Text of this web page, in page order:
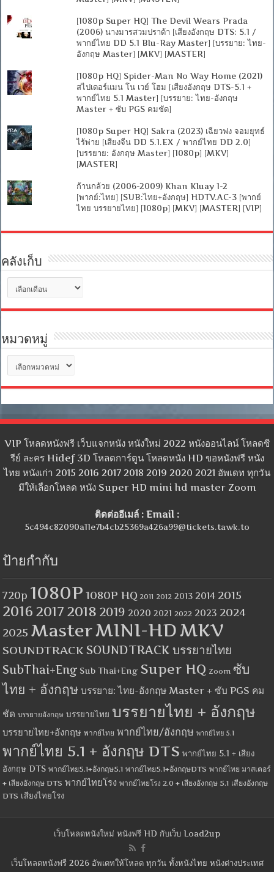
[1080p Super HQ] The Devil Wears Prada
(2006) นางมารสวมปราด้า [เสียงอังกฤษ DTS: 5.1 /
พากย์ไทย DD 5.1 Blu-Ray Master] [บรรยาย: ไทย-
อังกฤษ Master] [MKV] [MASTER]
[1080p HQ] Spider-Man No Way Home (2021)
สไปเดอร์แมน โน เวย์ โฮม [เสียงอังกฤษ DTS-5.1 +
พากย์ไทย 5.1 Master] [บรรยาย: ไทย-อังกฤษ
Master + ซับ PGS คมชัด]
[1080p Super HQ] Sakra (2023) เฉียวฟง จอมยุทธ์
ไร้พ่าย [เสียงจีน DD 5.1.EX / พากย์ไทย DD 2.0]
[บรรยาย: อังกฤษ Master] [1080p] [MKV]
[MASTER]
ก้านกล้วย (2006-2009) Khan Kluay 1-2
[พากย์:ไทย] [SUB:ไทย+อังกฤษ] HDTV.AC-3 [พากย์
ไทย บรรยายไทย] [1080p] [MKV] [MASTER] [VIP]
คลังเก็บ
เก็บ
หมวดหมู่
หมู่
VIP โหลดหนังฟรี เว็บแจกหนัง หนังใหม่ 2022 หนังออนไลน์ โหลดซี
รีย์ ละคร Hidef 3D โหลดการ์ตูน โหลดหนัง HD ขอหนังฟรี หนัง
ไทย หนังเก่า 2015 2016 2017 2018 2019 2020 2021 อัพเดท ทุกวัน
มีให้เลือกโหลด หนัง Super HD mini hd master Zoom
ติดต่ออีเมล์ : Email :
5c494c82090a11e7b4cb25369a426a99@tickets.tawk.to
ป้ายกำกับ
720p 1080P 1080P HQ 2011 2012 2013 2014 2015
2016 2017 2018 2019 2020 2021 2022 2023 2024
2025 MasterMINI-HDMKV
SOUNDTRACK SOUNDTRACK บรรยายไทย
SubThai+Eng Sub Thai+Eng Super HQ Zoom ซับ
ไทย + อังกฤษ บรรยาย: ไทย-อังกฤษ Master + ซับ PGS คม
ชัด บรรยายอังกฤษ บรรยายไทย บรรยายไทย + อังกฤษ
บรรยายไทย+อังกฤษ พากย์ไทย พากย์ไทย/อังกฤษ พากย์ไทย 5.1
พากย์ไทย 5.1 + อังกฤษ DTS พากย์ไทย 5.1 + เสียง
อังกฤษ DTS พากย์ไทย5.1+อังกฤษ5.1 พากย์ไทย5.1+อังกฤษDTS พากย์ไทย มาสเตอร์
+ เสียงอังกฤษ DTS พากย์ไทยโรง พากย์ไทยโรง 2.0 + เสียงอังกฤษ 5.1 เสียงอังกฤษ
DTS เสียงไทยโรง
เว็บโหลดหนังใหม่ หนังฟรี HD กับเว็บ Load2up
เว็บโหลดหนังฟรี 2026 อัพเดทให้โหลด ทุกวัน ทั้งหนังไทย หนังต่างประเทศ